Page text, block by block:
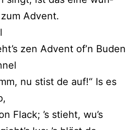
Advent.
zen Advent of’n Buden
nu stist de auf!“ Is es
Flack; ’s stieht, wu’s